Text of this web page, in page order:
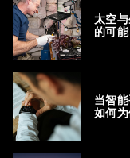
太空
的可能
当智
如何